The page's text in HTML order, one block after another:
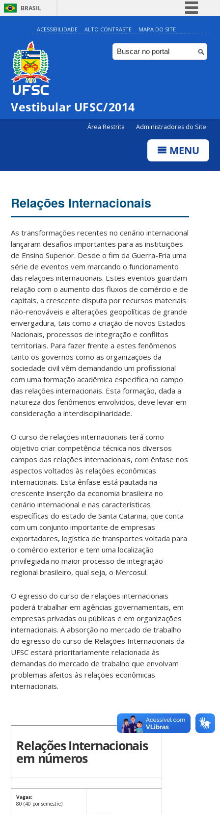
BRASIL
Simplifique!
Comunica BR
Participe
ACESSIBILIDADE ALTO CONTRASTE MAPA DO SITE
Vestibular UFSC/2014
Área Restrita Administradores do Site
MENU
Relações Internacionais
As transformações recentes no cenário internacional
lançaram desafios importantes para as instituições
de Ensino Superior. Desde o fim da Guerra-Fria uma
série de eventos vem marcando o funcionamento
das relações internacionais. Estes eventos guardam
relação com o aumento dos fluxos de comércio e de
capitais, a crescente disputa por recursos materiais
não-renováveis e alterações geopolíticas de grande
envergadura, tais como a criação de novos Estados
Nacionais, processos de integração e conflitos
territoriais. Para fazer frente a estes fenômenos
tanto os governos como as organizações da
sociedade civil vêm demandando um profissional
com uma formação acadêmica específica no campo
das relações internacionais. Esta formação, dada a
natureza dos fenômenos envolvidos, deve levar em
consideração a interdisciplinaridade.
O curso de relações internacionais terá como
objetivo criar competência técnica nos diversos
campos das relações internacionais, com ênfase nos
aspectos voltados às relações econômicas
internacionais. Esta ênfase está pautada na
crescente inserção da economia brasileira no
cenário internacional e nas características
específicas do estado de Santa Catarina, que conta
com um conjunto importante de empresas
exportadores, logística de transportes voltada para
o comércio exterior e tem uma localização
privilegiada no maior processo de integração
regional brasileiro, qual seja, o Mercosul.
O egresso do curso de relações internacionais
poderá trabalhar em agências governamentais, em
empresas privadas ou públicas e em organizações
internacionais. A absorção no mercado de trabalho
do egresso do curso de Relações Internacionais da
UFSC estará prioritariamente relacionada às
demandas do mercado de trabalho que envolvam
problemas afeitos às relações econômicas
internacionais.
Relações Internacionais
em números
Vagas:
80 (40 por semestre)